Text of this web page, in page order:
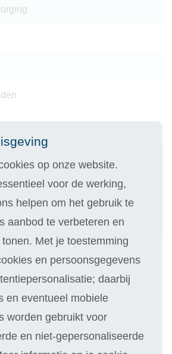
8.7
Uitstekend!
al onze reviews
op onze website.
voor de werking,
helpen om het gebruik te
aanbod te verbeteren en
Met je toestemming
en persoonsgegevens
daarbij
en eventueel mobiele
worden gebruikt voor
en niet-gepersonaliseerde